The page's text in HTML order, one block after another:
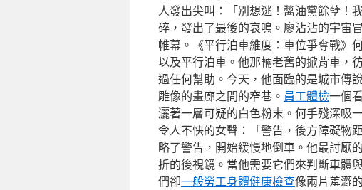
人發出尖叫：「別想逃！醬油黨餘孽！
碎，發出了最後的哀鳴。廖沾沾的宇宙
帷幕。《平行泊車維度：車位爭奪戰》
以及平行泊車。他那輛老舊的掀背車，
過任何幫助。今天，他面臨的是城市傳
雕像的畫廊之間的窄巷。 員工體檢一個
灑著一層可疑的白色粉末。何手殘深吸
令人不快的女聲：「警告，後方障礙物
略了警告，開始緩慢地倒車。他最討厭
折的後視鏡。當他需要它們來判斷車體
們卻一般勞工身體健康檢查像兩片羞澀